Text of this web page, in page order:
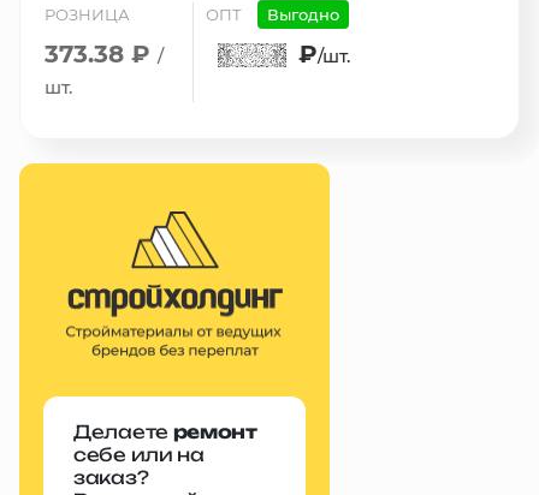
РОЗНИЦА
373.38 ₽ /
шт.
ОПТ Выгодно
₽/шт.
Делаете ремонт
себе или на
заказ?